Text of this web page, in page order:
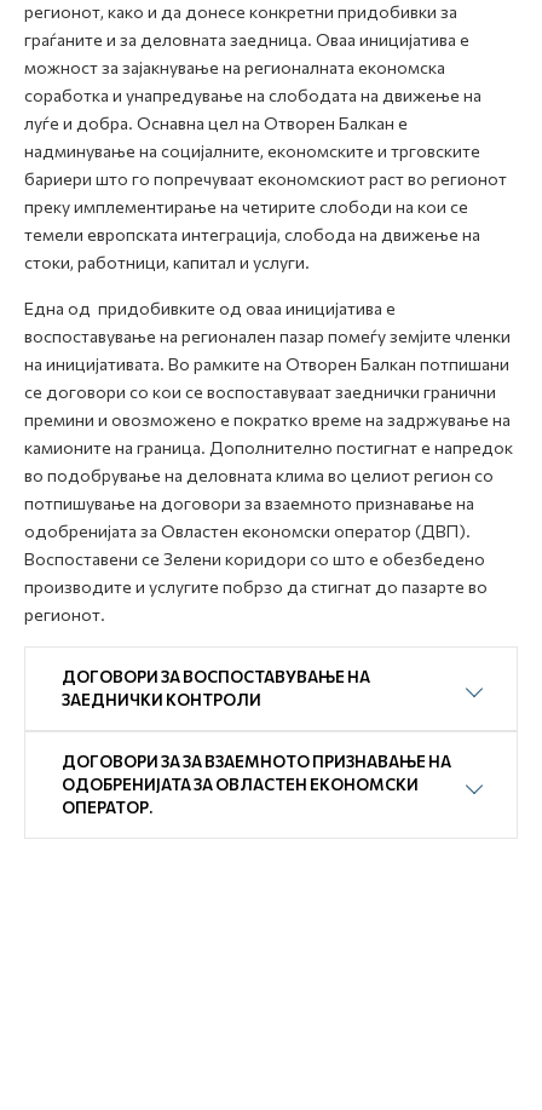
Е-Весник
регионот, како и да донесе конкретни придобивки за
граѓаните и за деловната заедница. Оваа иницијатива е
можност за зајакнување на регионалната економска
соработка и унапредување на слободата на движење на
луѓе и добра. Оснавна цел на Отворен Балкан е
надминување на социјалните, економските и трговските
бариери што го попречуваат економскиот раст во регионот
преку имплементирање на четирите слободи на кои се
темели европската интеграција, слобода на движење на
стоки, работници, капитал и услуги.
Една од придобивките од оваа иницијатива e
воспоставување на регионален пазар помеѓу земјите членки
на иницијативата. Во рамките на Отворен Балкан потпишани
се договори со кои се воспоставуваат заеднички гранични
премини и овозможено е пократко време на задржување на
камионите на граница. Дополнително постигнат е напредок
во подобрување на деловната клима во целиот регион со
потпишување на договори за взаемното признавање на
одобренијата за Овластен економски оператор (ДВП).
Воспоставени се Зелени коридори со што е обезбедено
производите и услугите побрзо да стигнат до пазарте во
регионот.
ДОГОВОРИ ЗА ВОСПОСТАВУВАЊЕ НА
ЗАЕДНИЧКИ КОНТРОЛИ
ДОГОВОРИ ЗА ЗА ВЗАЕМНОТО ПРИЗНАВАЊЕ НА
ОДОБРЕНИЈАТА ЗА ОВЛАСТЕН ЕКОНОМСКИ
ОПЕРАТОР.